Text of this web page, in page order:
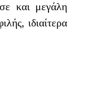
και μεγάλη
ιδιαίτερα